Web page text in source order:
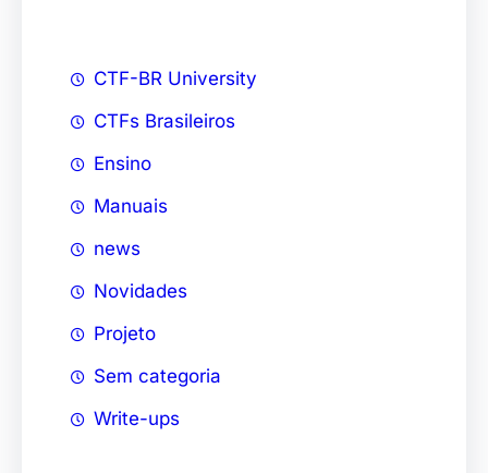
CTF-BR University
CTFs Brasileiros
Ensino
Manuais
news
Novidades
Projeto
Sem categoria
Write-ups